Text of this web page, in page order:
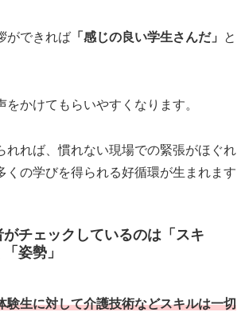
ができれば 「感じの良い学生さんだ」
と
をかけてもらいやすくなります。
れれば、慣れない現場での緊張がほぐれ
くの学びを得られる好循環が生まれます
チェックしているのは「スキ
姿勢」
験生に対して介護技術などスキルは一切